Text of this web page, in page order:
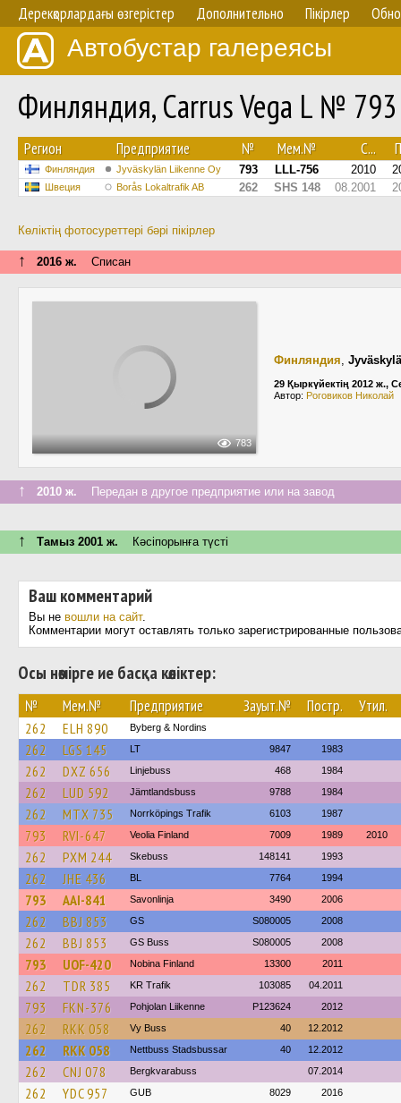
Дерекқорлардағы өзгерістер Дополнительно Пікірлер
Автобустар галереясы
Финляндия, Carrus Vega L № 793
Регион Предприятие № Мем.№ С...
Финляндия Jyväskylän Liikenne Oy 793 LLL-756 2010
Швеция Borås Lokaltrafik AB 262 SHS 148 08.2001
Көліктің фотосуреттері бәрі пікірлер
↑ 2016 ж. Списан
783
Финляндия, Jyväskylä
29 Қыркүйектің 2012 ж.,
Автор: Роговиков Николай
↑ 2010 ж. Передан в другое предприятие или на завод
↑ Тамыз 2001 ж. Кәсіпорынға түсті
Ваш комментарий
Вы не вошли на сайт.
Комментарии могут оставлять только зарегистрированные
Осы нөмірге ие басқа көліктер:
№ Мем.№ Предприятие Зауыт.№ Постр. Утил.
262 ELH 890 Byberg & Nordins
262 LGS 145 LT 9847 1983
262 DXZ 656 Linjebuss 468 1984
262 LUD 592 Jämtlandsbuss 9788 1984
262 MTX 735 Norrköpings Trafik 6103 1987
793 RVI-647 Veolia Finland 7009 1989 2010
262 PXM 244 Skebuss 148141 1993
262 JHE 436 BL 7764 1994
793 AAI-841 Savonlinja 3490 2006
262 BBJ 853 GS S080005 2008
262 BBJ 853 GS Buss S080005 2008
793 UOF-420 Nobina Finland 13300 2011
262 TDR 385 KR Trafik 103085 04.2011
793 FKN-376 Pohjolan Liikenne P123624 2012
262 RKK 058 Vy Buss 40 12.2012
262 RKK 058 Nettbuss Stadsbussar 40 12.2012
262 CNJ 078 Bergkvarabuss 07.2014
262 YDC 957 GUB 8029 2016